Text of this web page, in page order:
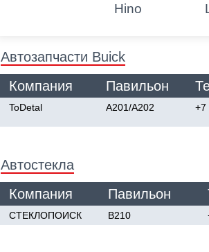
Hino
Автозапчасти Buick
Компания
Павильон
ToDetal A201/А202 +7
Автостекла
Компания
Павильон
СТЕКЛОПОИСК В210